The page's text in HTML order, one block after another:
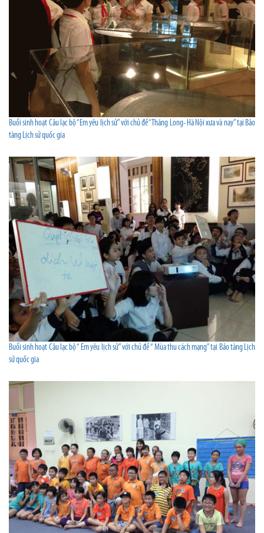
Buổi sinh hoạt Câu lạc bộ “Em yêu lịch sử” với chủ đề “Thăng Long- Hà Nội xưa và nay” tại Bảo
tàng Lịch sử quốc gia
Buổi sinh hoạt Câu lạc bộ “ Em yêu lịch sử” với chủ đề “ Mùa thu cách mạng” tại Bảo tàng Lịch
sử quốc gia